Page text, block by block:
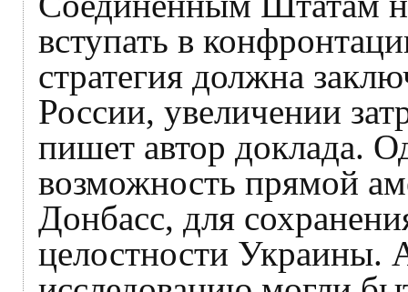
вступать в
стратегия должна
России, увеличении
пишет автор доклада.
возможность прямой
Донбасс, для
целостности Украины.